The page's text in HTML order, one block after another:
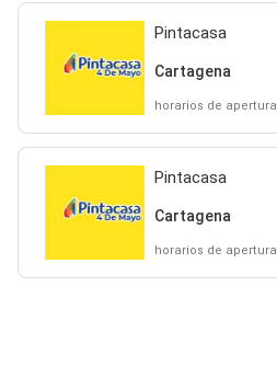
Pintacasa
Cartagena
horarios de apertura
Pintacasa
Cartagena
horarios de apertura